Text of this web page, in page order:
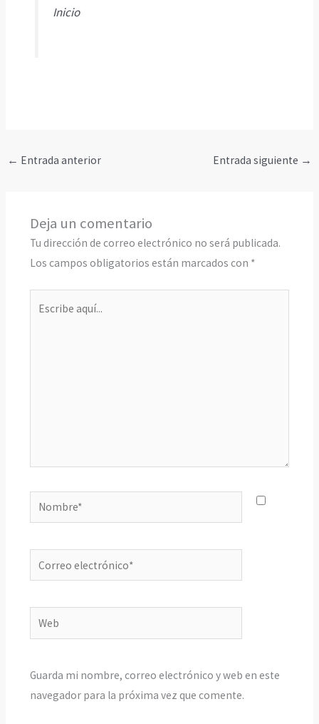
Inicio
← Entrada anterior Entrada siguiente →
Deja un comentario
Tu dirección de correo electrónico no será publicada.
Los campos obligatorios están marcados con *
Nombre*
Correo
electrónico*
Web
Guarda mi nombre, correo electrónico y web en este
navegador para la próxima vez que comente.